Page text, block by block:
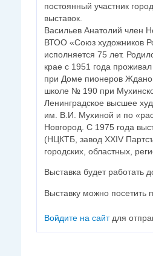
постоянный участник
выставок.
Васильев Анатолий член
ВТОО «Союз художников
исполняется 75 лет.
крае с 1951 года
при Доме пионеров
школе № 190 при
Ленинградское высшее
им. В.И. Мухиной и по
Новгород. С 1975 года
(НЦКТБ, завод ХХIV
городских, областных,
Выставка будет работать
Выставку можно посетить
Войдите на сайтдля